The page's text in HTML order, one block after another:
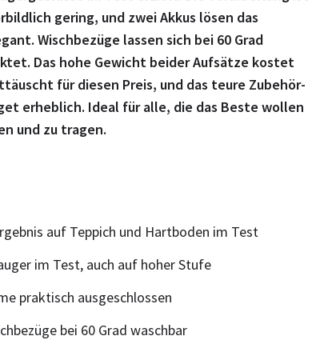
gering, und zwei Akkus lösen das
Wischbezüge lassen sich bei 60 Grad
Das hohe Gewicht beider Aufsätze kostet
für diesen Preis, und das teure Zubehör-
erheblich. Ideal für alle, die das Beste wollen
und zu tragen.
auf Teppich und Hartboden im Test
im Test, auch auf hoher Stufe
praktisch ausgeschlossen
bei 60 Grad waschbar